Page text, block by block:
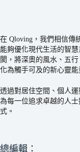
在 Qloving，我們相信傳
能夠優化現代生活的智
閡，將深奧的風水、五
化為觸手可及的新心靈能
透過對居住空間、個人
為每一位追求卓越的人
式。
總編輯：